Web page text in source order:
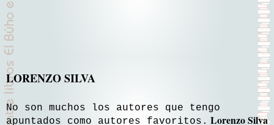
LORENZO SILVA
No son muchos los autores que tengo
apuntados como autores favoritos. Lorenzo Silva